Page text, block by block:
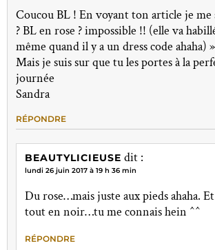
Coucou BL ! En voyant ton article je
? BL en rose ? impossible !! (elle va
même quand il y a un dress code ahaha) »
Mais je suis sur que tu les portes à la
journée
Sandra
RÉPONDRE
BEAUTYLICIEUSE dit :
lundi 26 juin 2017 à 19 h 36 min
Du rose…mais juste aux pieds ahaha.
tout en noir…tu me connais hein ^^
RÉPONDRE